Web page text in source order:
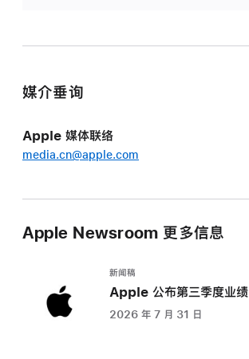
媒介垂询
Apple 媒体联络
media.cn@apple.com
Apple Newsroom 更多信息
新闻稿
Apple 公布第三季度业绩
2026 年 7 月 31 日